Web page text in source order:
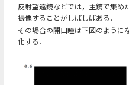
反射望遠鏡などでは，主鏡で集め
撮像することがしばしばある．
その場合の開口瞳は下図のように
化する．